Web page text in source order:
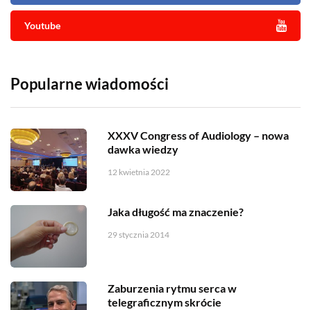
Youtube
Popularne wiadomości
XXXV Congress of Audiology – nowa
dawka wiedzy
12 kwietnia 2022
Jaka długość ma znaczenie?
29 stycznia 2014
Zaburzenia rytmu serca w
telegraficznym skrócie